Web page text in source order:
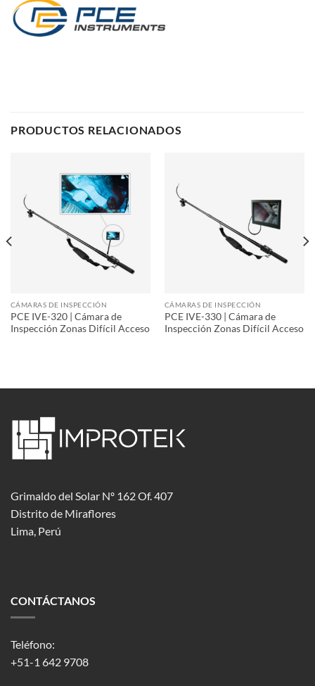
PRODUCTOS RELACIONADOS
CÁMARAS DE INSPECCIÓN
PCE IVE-320 | Cámara de
Inspección Zonas Difícil Acceso
CÁMARAS DE INSPECCIÓN
PCE IVE-330 | Cámara de
Inspección Zonas Difícil Acceso
Grimaldo del Solar Nº 162 Of. 407
Distrito de Miraflores
Lima, Perú
CONTÁCTANOS
Teléfono:
+51-1 642 9708